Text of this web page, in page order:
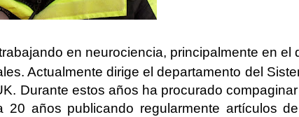
en neurociencia, principalmente en el
Actualmente dirige el departamento del
Durante estos años ha procurado
años publicando regularmente artículos